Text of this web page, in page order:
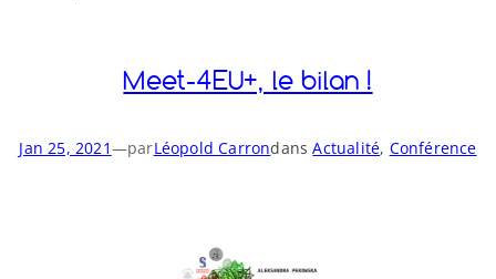
Meet-​4EU+, le bilan !
Jan 25, 2021—parLéopold CarrondansActualité, Conférence